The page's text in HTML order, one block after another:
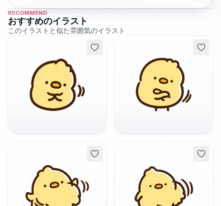
RECOMMEND
おすすめのイラスト
このイラストと似た雰囲気のイラスト